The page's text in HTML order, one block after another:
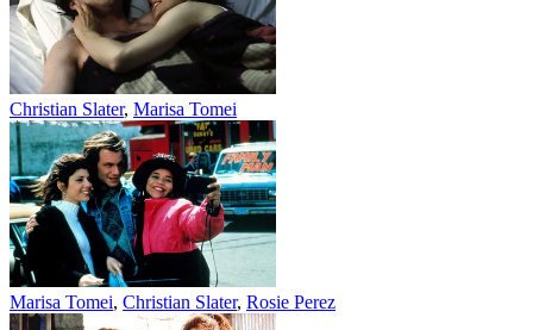
Christian Slater, Marisa Tomei
Marisa Tomei, Christian Slater, Rosie Perez